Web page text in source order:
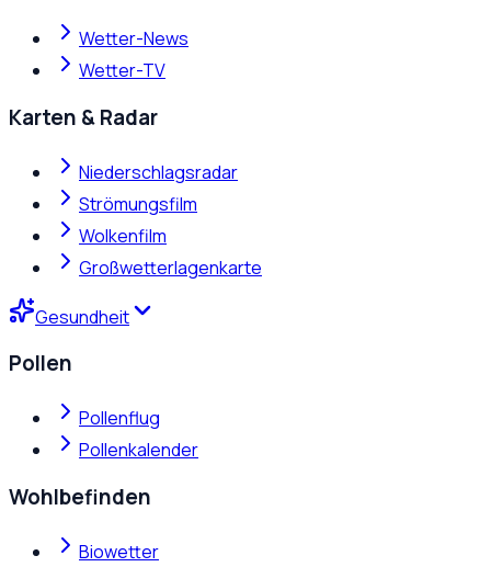
Wetter-News
Wetter-TV
Karten & Radar
Niederschlagsradar
Strömungsfilm
Wolkenfilm
Großwetterlagenkarte
Gesundheit
Pollen
Pollenflug
Pollenkalender
Wohlbefinden
Biowetter